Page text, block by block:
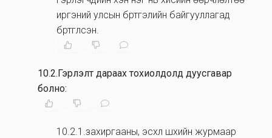
иргэний улсын бүртгэлийн байгууллагад
бүртгүүлсэн.
10.2.Гэрлэлт дараах тохиолдолд дуусгавар
болно:
10.2.1.захиргааны, эсхүл шүүхийн журмаар